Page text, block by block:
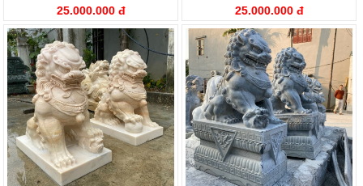
25.000.000 đ
25.000.000 đ